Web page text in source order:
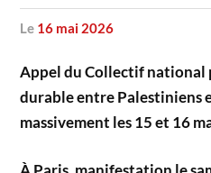
le 16 mai 2026
Appel du Collectif national
durable entre Palestiniens
massivement les 15 et 16